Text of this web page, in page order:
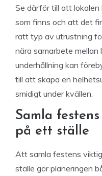
Se därför till att
som finns och att det
rätt typ av utrustning
nära samarbete
underhållning kan
till att skapa en
smidigt under kvällen.
Samla
på ett ställe
Att samla festens
ställe gör planeringen